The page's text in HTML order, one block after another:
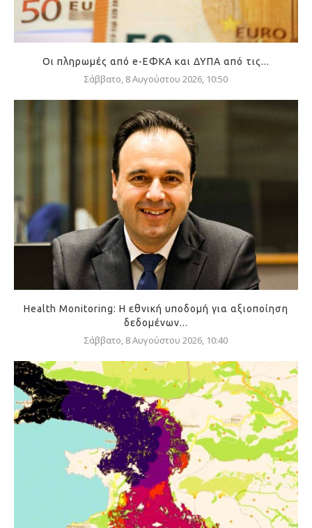
Οι πληρωμές από e-ΕΦΚΑ και ΔΥΠΑ από τις...
Σάββατο, 8 Αυγούστου 2026, 10:50
Health Monitoring: Η εθνική υποδομή για αξιοποίηση
δεδομένων...
Σάββατο, 8 Αυγούστου 2026, 10:40